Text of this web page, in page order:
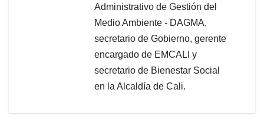
Administrativo de Gestión del
Medio Ambiente - DAGMA,
secretario de Gobierno, gerente
encargado de EMCALI y
secretario de Bienestar Social
en la Alcaldía de Cali.